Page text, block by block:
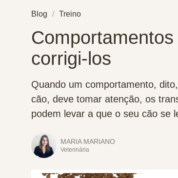
Blog Treino
corrigi-los
Quando um comportamento,
cão, deve tomar atenção, os
podem levar a que o seu cão se
MARIA MARIANO
Veterinária